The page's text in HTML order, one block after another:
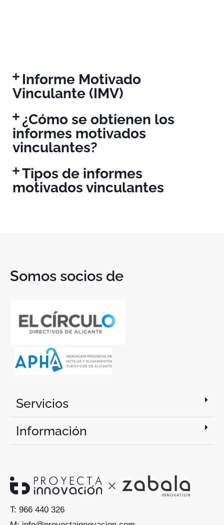
Informe Motivado
Vinculante (IMV)
¿Cómo se obtienen los
informes motivados
vinculantes?
Tipos de informes
motivados vinculantes
Somos socios de
Servicios
Información
T: 966 440 326